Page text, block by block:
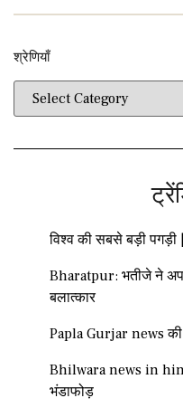
श्रेणियाँ​​
विश्व की सबसे बड़ी
Bharatpur: भतीजे ने
बलात्कार
Papla Gurjar news
Bhilwara news in
भंडाफोड़